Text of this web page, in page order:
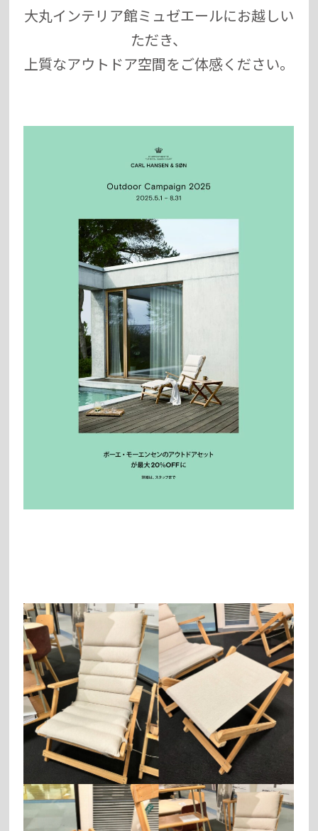
大丸インテリア館ミュゼエールにお越しい
ただき、
上質なアウトドア空間をご体感ください。